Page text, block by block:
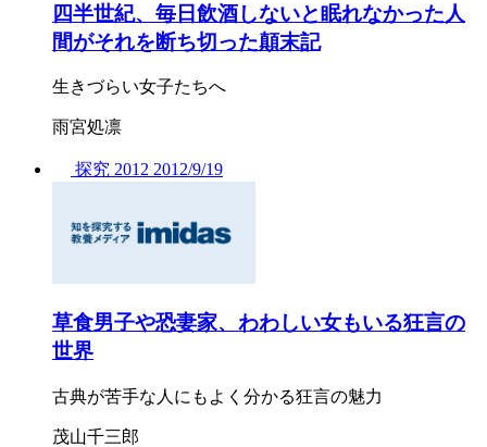
四半世紀、毎日飲酒しないと眠れなかった人
間がそれを断ち切った顛末記
生きづらい女子たちへ
雨宮処凛
探究 2012 2012/9/19
草食男子や恐妻家、わわしい女もいる狂言の
世界
古典が苦手な人にもよく分かる狂言の魅力
茂山千三郎